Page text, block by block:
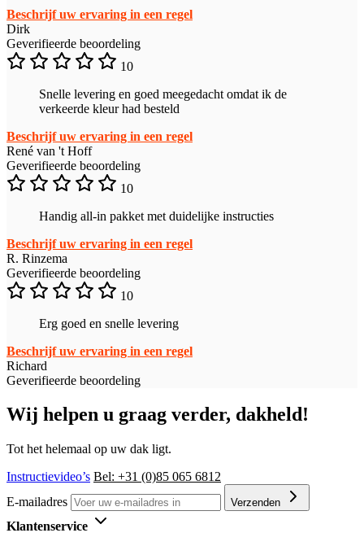
Beschrijf uw ervaring in een regel
Dirk
Geverifieerde beoordeling
10
Snelle levering en goed meegedacht omdat ik de
verkeerde kleur had besteld
Beschrijf uw ervaring in een regel
René van 't Hoff
Geverifieerde beoordeling
10
Handig all-in pakket met duidelijke instructies
Beschrijf uw ervaring in een regel
R. Rinzema
Geverifieerde beoordeling
10
Erg goed en snelle levering
Beschrijf uw ervaring in een regel
Richard
Geverifieerde beoordeling
Wij helpen u graag verder, dakheld!
Tot het helemaal op uw dak ligt.
Instructievideo’s Bel: +31 (0)85 065 6812
E-mailadres
Verzenden
Klantenservice